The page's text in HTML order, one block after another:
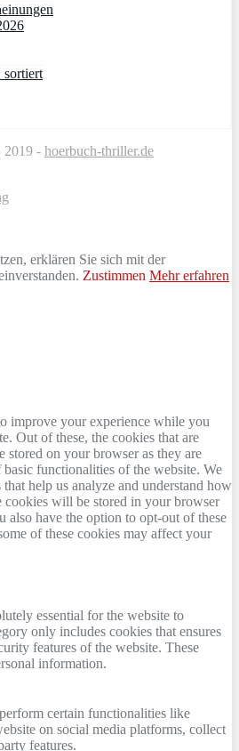
2019 - hoerbuch-thriller.de
erklären Sie sich mit der
Zustimmen Mehr erfahren
improve your experience while you
Out of these, the cookies that are
stored on your browser as they are
functionalities of the website. We
help us analyze and understand how
cookies will be stored in your browser
also have the option to opt-out of these
of these cookies may affect your
essential for the website to
only includes cookies that ensures
features of the website. These
information.
certain functionalities like
on social media platforms, collect
features.